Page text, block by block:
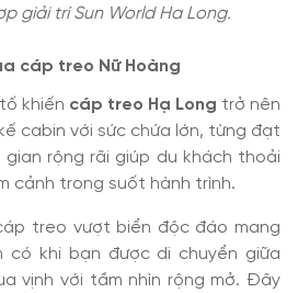
giải trí Sun World Ha Long.
cáp treo Nữ Hoàng
khiến cáp treo Hạ Long trở nên
cabin với sức chứa lớn, từng đạt
gian rộng rãi giúp du khách thoải
cảnh trong suốt hành trình.
treo vượt biển độc đáo mang
có khi bạn được di chuyển giữa
vịnh với tầm nhìn rộng mở. Đây